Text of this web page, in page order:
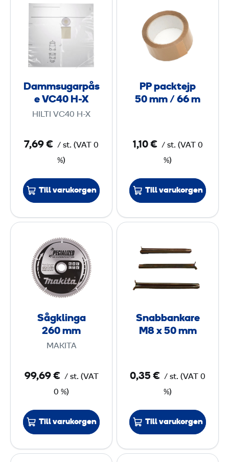
m
m
²
m
m
s
u
a
s
e
V
C
4
0
H
-
X
Dammsugarpås
e VC40 H-X
HILTI VC40 H-X
7,69 € / st. (VAT
0
%)
Till varukorgen
P
0
m
m
/
6
PP packtejp
50 mm / 66 m
1,10 € / st. (VAT
0
%)
Till varukorgen
å
g
k
l
i
n
0
m
m
Sågklinga
260 mm
MAKITA
99,69 € / st. (VAT
0 %)
Till varukorgen
a
b
b
k
M
8
x
5
0
Snabbankare
M8 x 50 mm
0,35 € / st. (VAT
0
%)
Till varukorgen